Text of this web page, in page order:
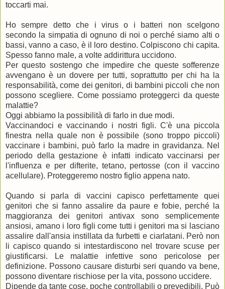
toccarti mai.
Ho sempre detto che i virus o i batteri non scelgono
secondo la simpatia di ognuno di noi o perché siamo alti o
bassi, vanno a caso, è il loro destino. Colpiscono chi capita.
Spesso fanno male, a volte addirittura uccidono.
Per questo sostengo che impedire che queste sofferenze
avvengano è un dovere per tutti, soprattutto per chi ha la
responsabilità, come dei genitori, di bambini piccoli che non
possono scegliere. Come possiamo proteggerci da queste
malattie?
Oggi abbiamo la possibilità di farlo in due modi.
Vaccinandoci e vaccinando i nostri figli. C'è una piccola
finestra nella quale non è possibile (sono troppo piccoli)
vaccinare i bambini, può farlo la madre in gravidanza. Nel
periodo della gestazione è infatti indicato vaccinarsi per
l'influenza e per difterite, tetano, pertosse (con il vaccino
acellulare). Proteggeremo nostro figlio appena nato.
Quando si parla di vaccini capisco perfettamente quei
genitori che si fanno assalire da paure e fobie, perché la
maggioranza dei genitori antivax sono semplicemente
ansiosi, amano i loro figli come tutti i genitori ma si lasciano
assalire dall'ansia instillata da furbetti e ciarlatani. Però non
li capisco quando si intestardiscono nel trovare scuse per
giustificarsi. Le malattie infettive sono pericolose per
definizione. Possono causare disturbi seri quando va bene,
possono diventare rischiose per la vita, possono uccidere.
Dipende da tante cose, poche controllabili o prevedibili. Può